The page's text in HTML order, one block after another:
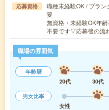
応募資格
職種未経験OK / ブラ
要
無資格・未経験OK年
不要です▽応募後の流
職場の雰囲気
年齢層
20代
30代
男女比率
女性